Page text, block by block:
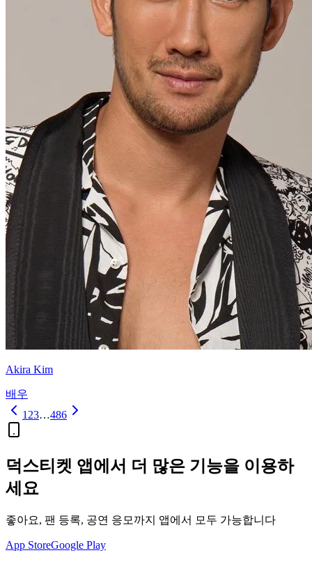
Akira Kim
배우
1 23…486
덕스티켓 앱에서 더 많은 기능을 이용하
세요
좋아요, 팬 등록, 공연 응모까지 앱에서 모두 가능합니다
App StoreGoogle Play